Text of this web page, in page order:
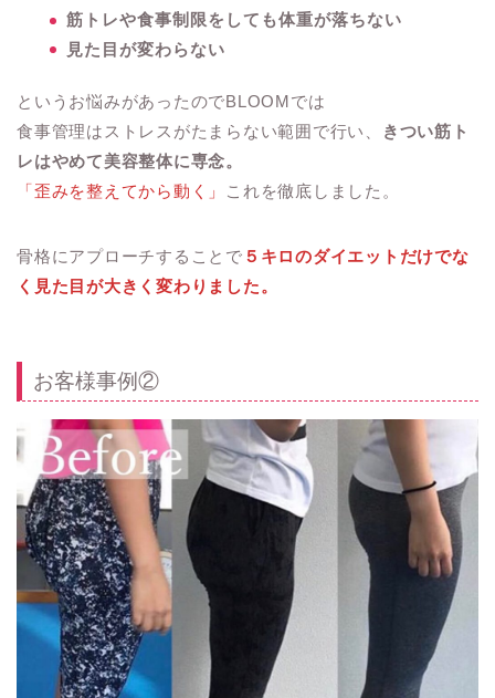
筋トレや食事制限をしても体重が落ちない
見た目が変わらない
というお悩みがあったのでBLOOMでは
食事管理はストレスがたまらない範囲で行い、
きつい筋ト
レはやめて美容整体に専念。
「歪みを整えてから動く 」 これを徹底しました。
骨格にアプローチすることで ５キロのダイエットだけでな
く見た目が大きく変わりました。
お客様事例②